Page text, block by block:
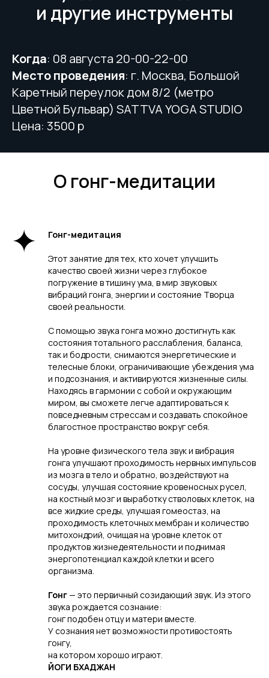
и другие инструменты
Когда: 08 августа 20-00-22-00
Место проведения: г. Москва, Большой
Каретный переулок дом 8/2 (метро
Цветной Бульвар) SATTVA YOGA STUDIO
Цена: 3500 р
О гонг-медитации
Гонг-медитация
Этот занятие для тех, кто хочет улучшить
качество своей жизни через глубокое
погружение в тишину ума, в мир звуковых
вибраций гонга, энергии и состояние Творца
своей реальности.
С помощью звука гонга можно достигнуть как
состояния тотального расслабления, баланса,
так и бодрости, снимаются энергетические и
телесные блоки, ограничивающие убеждения ума
и подсознания, и активируются жизненные силы.
Находясь в гармонии с собой и окружающим
миром, вы сможете легче адаптироваться к
повседневным стрессам и создавать спокойное
благостное пространство вокруг себя.
На уровне физического тела звук и вибрация
гонга улучшают проходимость нервных импульсов
из мозга в тело и обратно, воздействуют на
сосуды, улучшая состояние кровеносных русел,
на костный мозг и выработку стволовых клеток, на
все жидкие среды, улучшая гомеостаз, на
проходимость клеточных мембран и количество
митохондрий, очищая на уровне клеток от
продуктов жизнедеятельности и поднимая
энергопотенциал каждой клетки и всего
организма.
Гонг— это первичный созидающий звук. Из этого
звука рождается сознание:
гонг подобен отцу и матери вместе.
У сознания нет возможности противостоять
гонгу,
на котором хорошо играют.
ЙОГИ БХАДЖАН